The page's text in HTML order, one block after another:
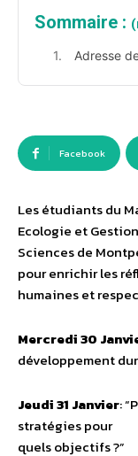
Sommaire :
Adresse
Facebook
Les étudiants du
Ecologie et
Sciences de
pour enrichir les
humaines et
Mercredi 30
développement
Jeudi 31 Janvier:
stratégies pour
quels objectifs ?”